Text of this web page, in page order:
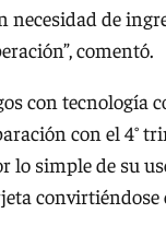
necesidad de
comentó.
con tecnología
con el 4°
lo simple de su
convirtiéndose